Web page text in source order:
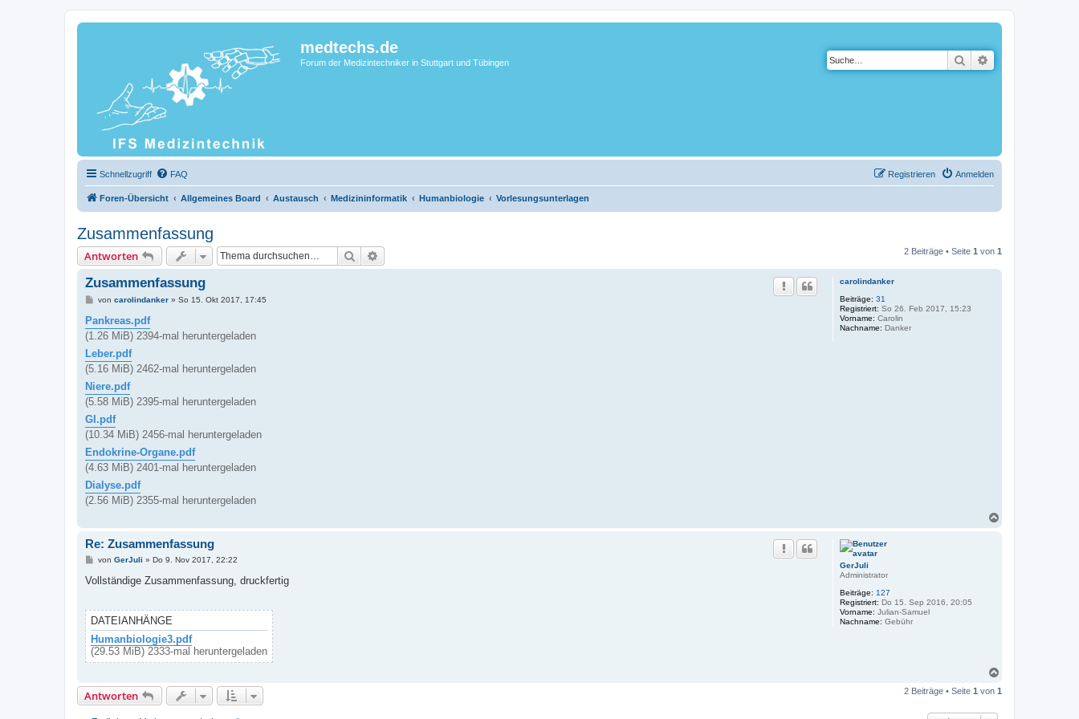
medtechs.de
Forum der Medizintechniker in Stuttgart und Tübingen Suche
Schnellzugriff FAQ Anmelden
Registrieren
Foren-Übersicht Allgemeines Board Austausch Medizininformatik Humanbiologie Vorlesungsunterlagen
Zusammenfassung
Antworten Suche 2 Beiträge • Seite 1 von 1
carolindanker
Beiträge: 31
Registriert: So 26. Feb 2017, 15:23
Vorname: Carolin
Nachname: Danker
Zusammenfassung
B
i
t
r
g
von carolindanker» So 15. Okt 2017, 17:45
Pankreas.pdf
(1.26 MiB) 2394-mal heruntergeladen
Leber.pdf
(5.16 MiB) 2462-mal heruntergeladen
Niere.pdf
(5.58 MiB) 2395-mal heruntergeladen
GI.pdf
(10.34 MiB) 2456-mal heruntergeladen
Endokrine-Organe.pdf
(4.63 MiB) 2401-mal heruntergeladen
Dialyse.pdf
(2.56 MiB) 2355-mal heruntergeladen
GerJuli
Administrator
Beiträge: 127
Registriert: Do 15. Sep 2016, 20:05
Vorname: Julian-Samuel
Nachname: Gebühr
Re: Zusammenfassung
B
i
g
von GerJuli » Do 9. Nov 2017, 22:22
Vollständige Zusammenfassung, druckfertig
DATEIANHÄNGE
Humanbiologie3.pdf
(29.53 MiB) 2333-mal heruntergeladen
c
Antworten 2 Beiträge • Seite 1 von 1